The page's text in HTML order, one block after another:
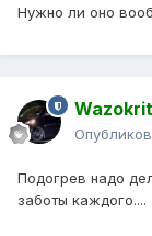
Нужно ли оно
Wazokrit
Подогрев надо
заботы каждого....